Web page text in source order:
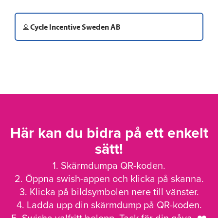
Cycle Incentive Sweden AB
Här kan du bidra på ett enkelt
sätt!
1. Skärmdumpa QR-koden.
2. Öppna swish-appen och klicka på skanna.
3. Klicka på bildsymbolen nere till vänster.
4. Ladda upp din skärmdump på QR-koden.